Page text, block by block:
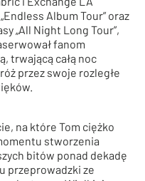
Album Tour” oraz
„All Night Long Tour”,
fanom
trwającą całą noc
przez swoje rozległe
na które Tom ciężko
stworzenia
bitów ponad dekadę
przeprowadzki ze